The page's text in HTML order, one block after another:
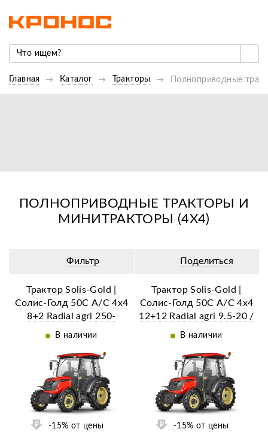
Главная Каталог Тракторы Полноприводные
ПОЛНОПРИВОДНЫЕ ТРАКТОРЫ И
МИНИТРАКТОРЫ (4X4)
Фильтр Поделиться
Трактор Solis-Gold |
Солис-Голд 50С A/С 4x4
8+2 Radial agri 250-
85R20 / 340-85R28 (с
В наличии
-15% от цены
Трактор Solis-Gold |
Солис-Голд 50С A/С 4x4
12+12 Radial agri 9.5-20 /
13.6-28 (с ПСМ)
В наличии
Ещё 27 фотографий
-15% от цены